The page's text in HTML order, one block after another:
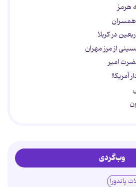
هرمز
در کربلا
از مرز مهران
امیر
آمریکا!
وب‌گردی
پاندورا